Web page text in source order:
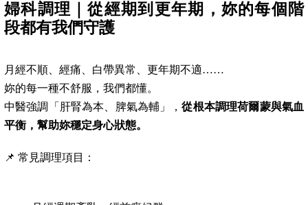
婦科調理｜從經期到更年期，妳的每個階
段都有我們守護
月經不順、經痛、白帶異常、更年期不適……
妳的每一種不舒服，我們都懂。
中醫強調「肝腎為本、脾氣為輔」，從根本調理荷爾蒙與氣血
平衡，幫助妳穩定身心狀態。
📌 常見調理項目：